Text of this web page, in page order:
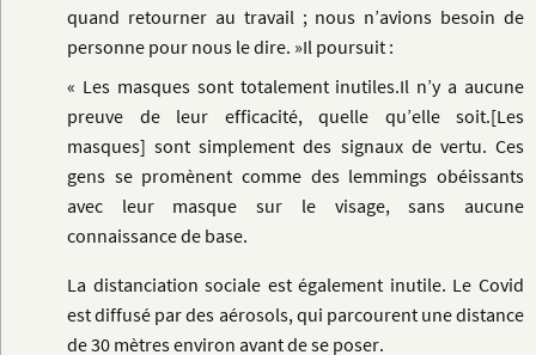
quand retourner au travail ; nous n’avions besoin de
personne pour nous le dire. »Il poursuit :
« Les masques sont totalement inutiles.Il n’y a aucune
preuve de leur efficacité, quelle qu’elle soit.[Les
masques] sont simplement des signaux de vertu. Ces
gens se promènent comme des lemmings obéissants
avec leur masque sur le visage, sans aucune
connaissance de base.
La distanciation sociale est également inutile. Le Covid
est diffusé par des aérosols, qui parcourent une distance
de 30 mètres environ avant de se poser.